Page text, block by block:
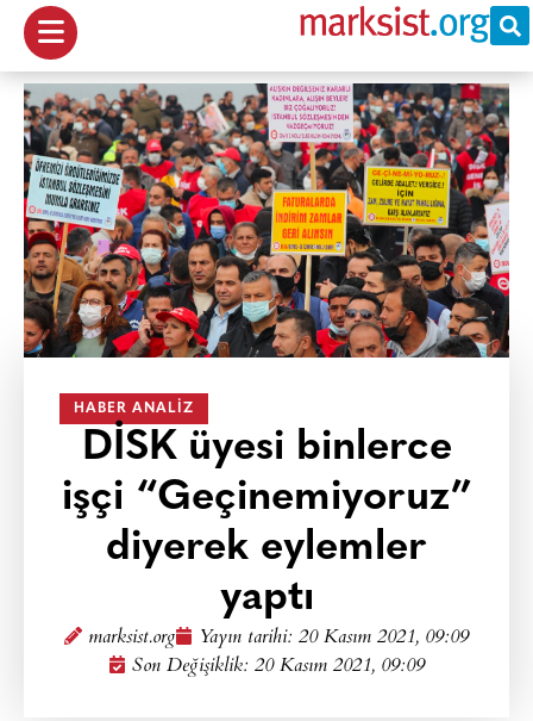
HABER ANALIZ
DİSK üyesi binlerce
işçi “Geçinemiyoruz”
diyerek eylemler
yaptı
marksist.org Yayın tarihi: 20 Kasım 2021, 09:09
Son Değişiklik: 20 Kasım 2021, 09:09